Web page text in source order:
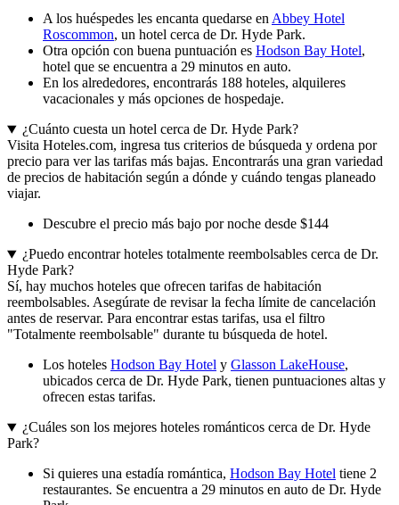
A los huéspedes les encanta quedarse enAbbey Hotel
Roscommon, un hotel cerca de Dr. Hyde Park.
Otra opción con buena puntuación es Hodson Bay Hotel,
hotel que se encuentra a 29 minutos en auto.
En los alrededores, encontrarás 188 hoteles, alquileres
vacacionales y más opciones de hospedaje.
¿Cuánto cuesta un hotel cerca de Dr. Hyde Park?
Visita Hoteles.com, ingresa tus criterios de búsqueda y ordena por
precio para ver las tarifas más bajas. Encontrarás una gran variedad
de precios de habitación según a dónde y cuándo tengas planeado
viajar.
Descubre el precio más bajo por noche desde $144
¿Puedo encontrar hoteles totalmente reembolsables cerca de Dr.
Hyde Park?
Sí, hay muchos hoteles que ofrecen tarifas de habitación
reembolsables. Asegúrate de revisar la fecha límite de cancelación
antes de reservar. Para encontrar estas tarifas, usa el filtro
"Totalmente reembolsable" durante tu búsqueda de hotel.
Los hoteles Hodson Bay Hotel y Glasson LakeHouse,
ubicados cerca de Dr. Hyde Park, tienen puntuaciones altas y
ofrecen estas tarifas.
¿Cuáles son los mejores hoteles románticos cerca de Dr. Hyde
Park?
Si quieres una estadía romántica, Hodson Bay Hotel tiene 2
restaurantes. Se encuentra a 29 minutos en auto de Dr. Hyde